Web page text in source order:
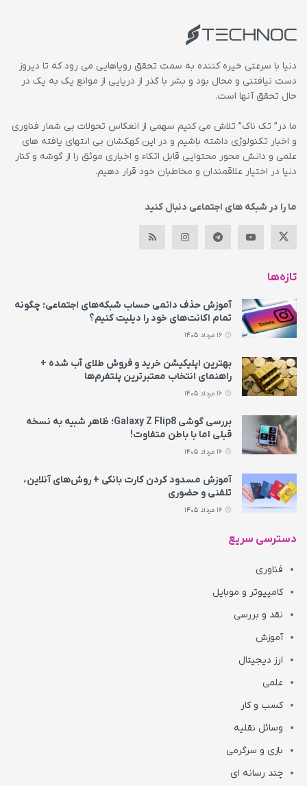
دنیا با سرعتی خیره کننده به سمت تحقق رویاهایی می رود که تا دیروز
دست نیافتنی و محال بود و بشر با گذر از دریایی از موانع یک به یک در
حال تحقق آنها است.
ما در” تک ناک” تلاش می کنیم سهمی از انعکاس تحولات بی شمار فناوری
و اخبار تکنولوژی داشته باشیم و در این کهکشان بی انتهای یافته های
علمی و دانش محور محتوایی قابل اتکاء و اخباری موثق را از گوشه و کنار
دنیا در اختیار علاقمندان و مخاطبان خود قرار دهیم.
ما را در شبکه های اجتماعی دنبال کنید
تازه‌ها
آموزش حذف دائمی حساب شبکه‌های اجتماعی؛ چگونه
تمام اکانت‌های خود را دیلیت کنیم؟
بهترین اپلیکیشن خرید و فروش طلای آب شده +
راهنمای انتخاب معتبرترین پلتفرم‌ها
بررسی گوشی Galaxy Z Flip8؛ ظاهر شبیه به نسخه
قبلی اما با باطن متفاوت!
آموزش مسدود کردن کارت بانکی + روش‌های آنلاین،
تلفنی و حضوری
دسترسی سریع
فناوری
کامپیوتر و موبایل
نقد و بررسی
آموزش
ارز دیجیتال
علمی
کسب و کار
وسائل نقلیه
بازی و سرگرمی
چند رسانه ای